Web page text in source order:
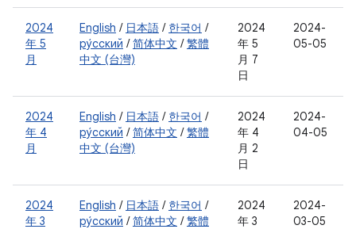
2024
年 5
月
English / 日本語 / 한국어 /
ру́сский /简体中文 /繁體
中文 (台灣)
2024
年 5
月 7
日
2024-
05-05
2024
年 4
月
English / 日本語 / 한국어 /
ру́сский /简体中文 /繁體
中文 (台灣)
2024
年 4
月 2
日
2024-
04-05
2024
年 3
English / 日本語 / 한국어 /
ру́сский /简体中文 /繁體
2024
年 3
2024-
03-05